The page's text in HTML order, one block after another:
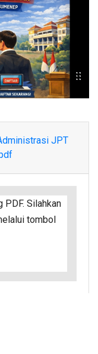
JPT
PDF. Silahkan
tombol